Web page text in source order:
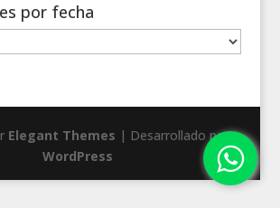
por fecha
Elegant Themes | Desarrollado por
WordPress